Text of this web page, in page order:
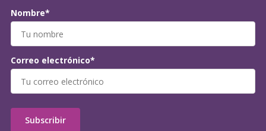
Nombre*
Correo electrónico*
Subscribir